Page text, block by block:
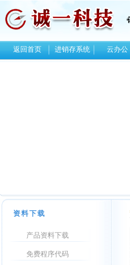
返回首页 进销存系统 云办公
资料下载
产品资料下载
免费程序代码